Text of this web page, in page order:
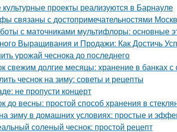
проекты реализуются в Барнауле
связаны с достопримечательностями
с маточниками мультифлоры: основные
Выращивания и Продажи: Как Достичь
урожай чеснока до последнего
свежим долгие месяцы: хранение в банках с
чеснок на зиму: советы и рецепты
не пропусти концерт
до весны: простой способ хранения в
на зиму в домашних условиях: простые и
соленый чеснок: простой рецепт